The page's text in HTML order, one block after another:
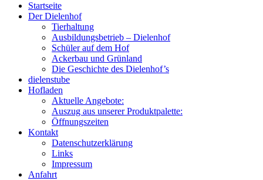
Startseite
Der Dielenhof
Tierhaltung
Ausbildungsbetrieb – Dielenhof
Schüler auf dem Hof
Ackerbau und Grünland
Die Geschichte des Dielenhof’s
dielenstube
Hofladen
Aktuelle Angebote:
Auszug aus unserer Produktpalette:
Öffnungszeiten
Kontakt
Datenschutzerklärung
Links
Impressum
Anfahrt